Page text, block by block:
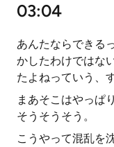
03:04
あんたならできる
かしたわけではな
たよねっていう、
まあそこはやっぱ
そうそうそう。
こうやって混乱を